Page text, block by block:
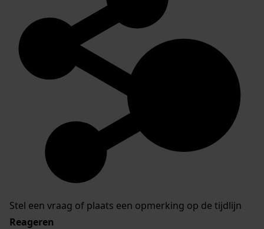
Stel een vraag of plaats een opmerking op de tijdlijn
Reageren